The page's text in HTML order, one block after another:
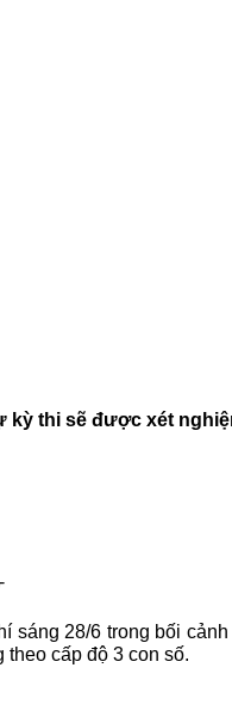
kỳ thi sẽ được xét
sáng 28/6 trong bối
cấp độ 3 con số.